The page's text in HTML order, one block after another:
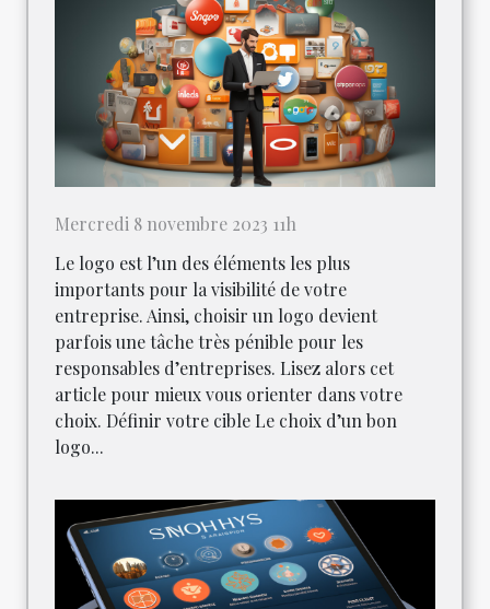
Mercredi 8 novembre 2023 11h
Le logo est l’un des éléments les plus
importants pour la visibilité de votre
entreprise. Ainsi, choisir un logo devient
parfois une tâche très pénible pour les
responsables d’entreprises. Lisez alors cet
article pour mieux vous orienter dans votre
choix. Définir votre cible Le choix d’un bon
logo...